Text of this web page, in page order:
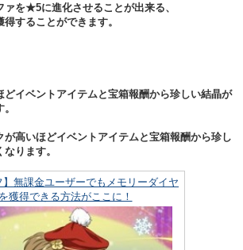
ァを★5に進化させることが出来る、
得することができます。
どイベントアイテムと宝箱報酬から珍しい結晶が
が高いほどイベントアイテムと宝箱報酬から珍し
ります。
】無課金ユーザーでもメモリーダイヤ
を獲得できる方法がここに！